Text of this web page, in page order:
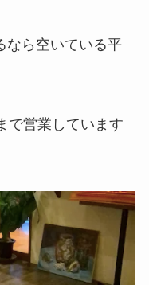
なら空いている平
で営業しています